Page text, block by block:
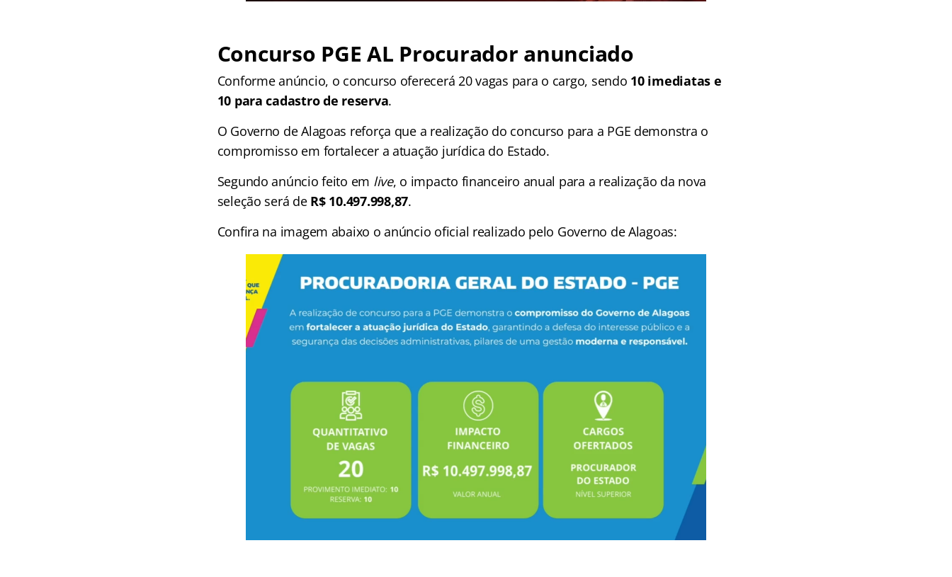
Concurso PGE AL Procurador anunciado
Conforme anúncio, o concurso oferecerá 20 vagas para o cargo, sendo 10 imediatas e
10 para cadastro de reserva.
O Governo de Alagoas reforça que a realização do concurso para a PGE demonstra o
compromisso em fortalecer a atuação jurídica do Estado.
Segundo anúncio feito em live, o impacto financeiro anual para a realização da nova
seleção será de R$ 10.497.998,87.
Confira na imagem abaixo o anúncio oficial realizado pelo Governo de Alagoas: